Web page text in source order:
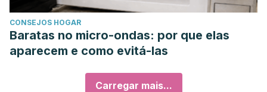
CONSEJOS HOGAR
Baratas no micro-ondas: por que elas
aparecem e como evitá-las
Carregar mais...